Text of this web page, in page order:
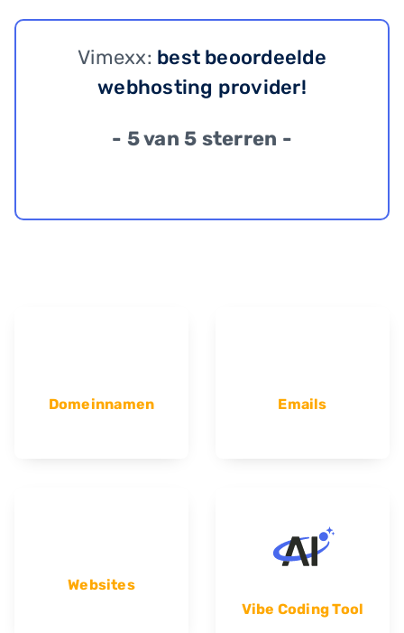
Vimexx: best beoordeelde
webhosting provider!
- 5 van 5 sterren -
Domeinnamen Emails
Websites
Vibe Coding Tool